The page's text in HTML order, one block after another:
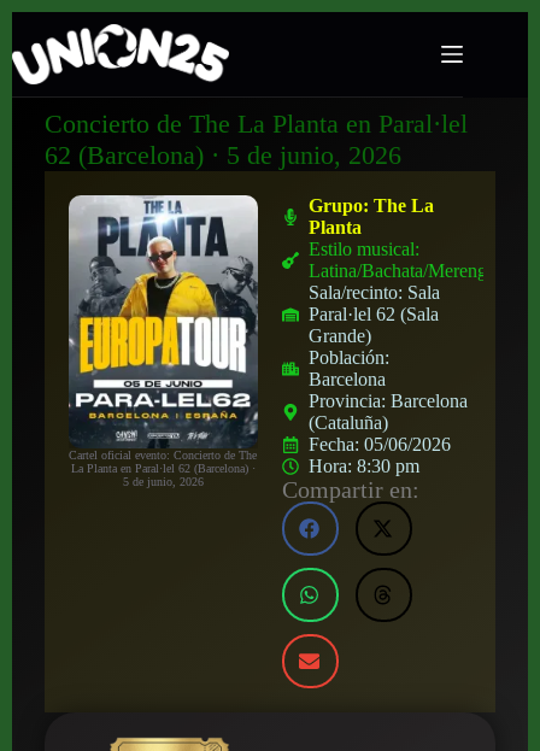
Concierto de The La Planta en Paral·lel
62 (Barcelona) · 5 de junio, 2026
Cartel oficial evento: Concierto de The
La Planta en Paral·lel 62 (Barcelona) ·
5 de junio, 2026
Grupo:The La
Planta
Estilo musical:
Latina/Bachata/Merengue
Sala/recinto: Sala
Paral·lel 62 (Sala
Grande)
Población:
Barcelona
Provincia:Barcelona
(Cataluña)
Fecha:05/06/2026
Hora:8:30 pm
Compartir en: